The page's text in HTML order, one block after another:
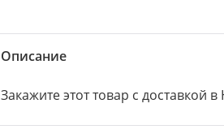
Описание
Закажите этот товар с доставкой